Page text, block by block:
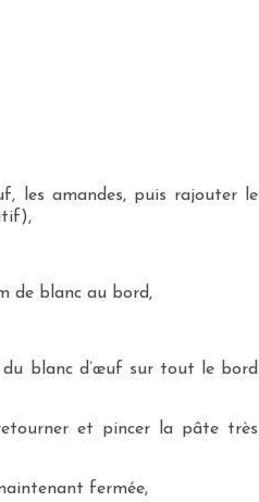
les amandes, puis rajouter le
de blanc au bord,
blanc d’œuf sur tout le bord
et pincer la pâte très
fermée,